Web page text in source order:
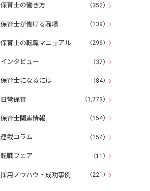
保育士の働き方 （352）
保育士が働ける職場 （139）
保育士の転職マニュアル （296）
インタビュー （37）
保育士になるには （84）
日常保育 （1,773）
保育士関連情報 （154）
連載コラム （154）
転職フェア （11）
採用ノウハウ・成功事例 （221）